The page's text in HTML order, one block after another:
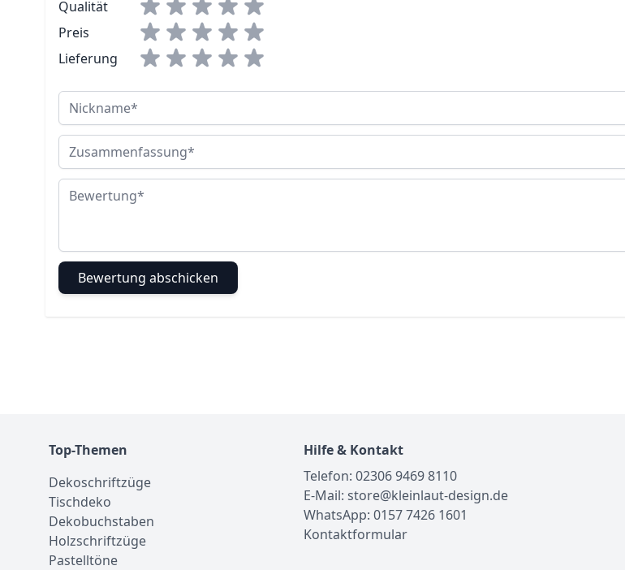
Qualität
Preis
Lieferung
Nickname
Zusammenfassung
Bewertung
Bewertung abschicken
Top-Themen
Dekoschriftzüge
Tischdeko
Dekobuchstaben
Holzschriftzüge
Pastelltöne
Hilfe & Kontakt
Telefon: 02306 9469 8110
E-Mail: store@kleinlaut-design.de
WhatsApp: 0157 7426 1601
Kontaktformular